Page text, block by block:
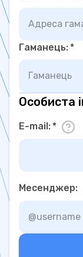
Гаманець:*
Особиста
E-mail:*
Месенджер: